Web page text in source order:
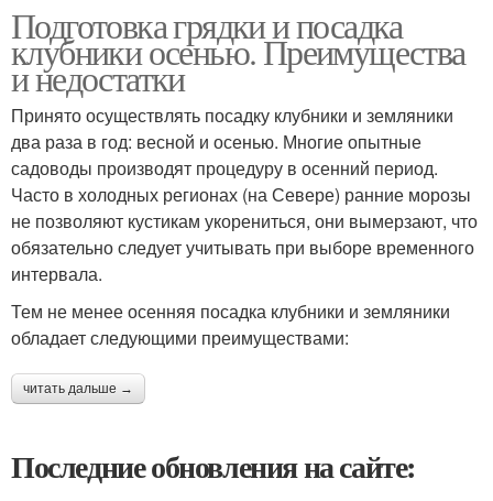
Подготовка грядки и посадка
клубники осенью. Преимущества
и недостатки
Принято осуществлять посадку клубники и земляники
два раза в год: весной и осенью. Многие опытные
садоводы производят процедуру в осенний период.
Часто в холодных регионах (на Севере) ранние морозы
не позволяют кустикам укорениться, они вымерзают, что
обязательно следует учитывать при выборе временного
интервала.
Тем не менее осенняя посадка клубники и земляники
обладает следующими преимуществами:
читать дальше →
Последние обновления на сайте: